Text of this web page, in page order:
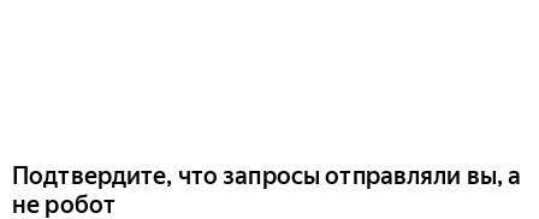
Подтвердите, что запросы отправляли вы, а
не робот